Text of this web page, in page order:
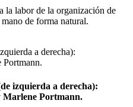
la labor de la organización de
de forma natural.
izquierda a derecha):
Marlene Portmann.